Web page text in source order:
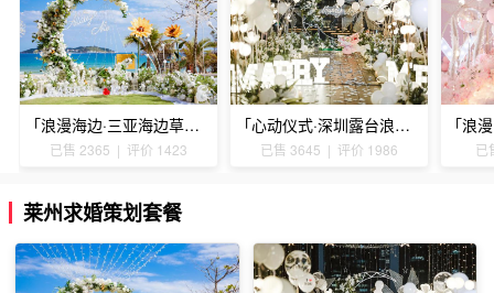
「浪漫海边·三亚海边草坪浪漫求婚」
已售 2365 | 评价 1423
「心动仪式·深圳露台浪漫求婚」
已售 3645 | 评价 1986 已
莱州求婚策划套餐